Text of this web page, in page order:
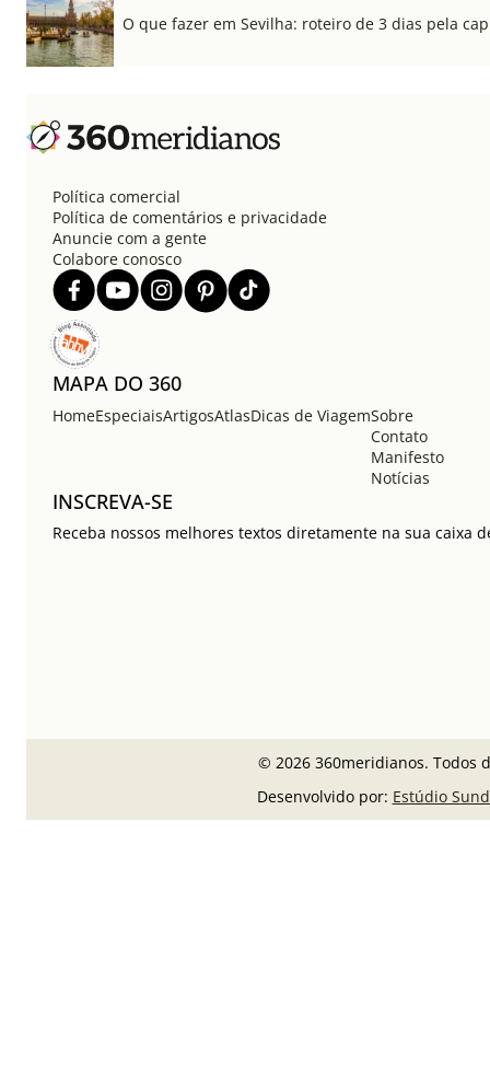
O que fazer em Sevilha: roteiro de 3 dias pela
Política comercial
Política de comentários e privacidade
Anuncie com a gente
Colabore conosco
MAPA DO 360
HomeEspeciaisArtigosAtlasDicas de ViagemSobre
Contato
Manifesto
Notícias
INSCREVA-SE
Receba nossos melhores textos diretamente na sua caixa
© 2026 360meridianos. Todos
Desenvolvido por: Estúdio